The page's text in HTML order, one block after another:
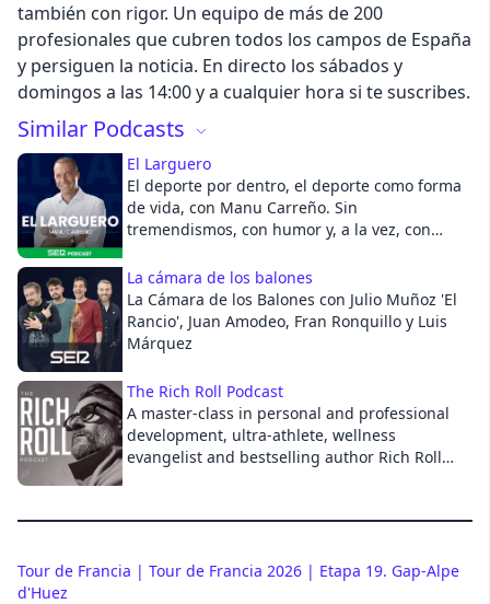
también con rigor. Un equipo de más de 200
profesionales que cubren todos los campos de España
y persiguen la noticia. En directo los sábados y
domingos a las 14:00 y a cualquier hora si te suscribes.
Similar Podcasts
El Larguero
El deporte por dentro, el deporte como forma
de vida, con Manu Carreño. Sin
tremendismos, con humor y, a la vez, con
enfoques y puntos de vista. En directo de
lunes a viernes a las 23:30 y a cualquier hora
si te suscribes.
La cámara de los balones
La Cámara de los Balones con Julio Muñoz 'El
Rancio', Juan Amodeo, Fran Ronquillo y Luis
Márquez
The Rich Roll Podcast
A master-class in personal and professional
development, ultra-athlete, wellness
evangelist and bestselling author Rich Roll
educate, inspire and empower you to unleash
https://richroll.com See acast.com/privacy for
privacy and opt-out information.
Cancel
Tour de Francia | Tour de Francia 2026 | Etapa 19. Gap-Alpe
d'Huez